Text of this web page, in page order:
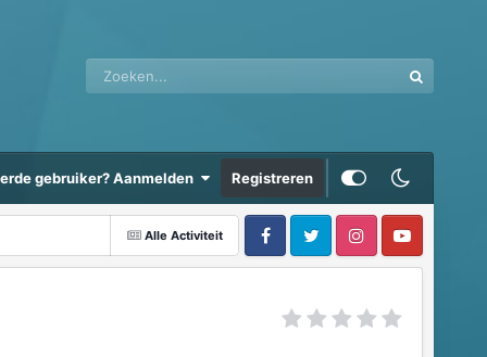
gebruiker? Aanmelden Registreren
Alle Activiteit